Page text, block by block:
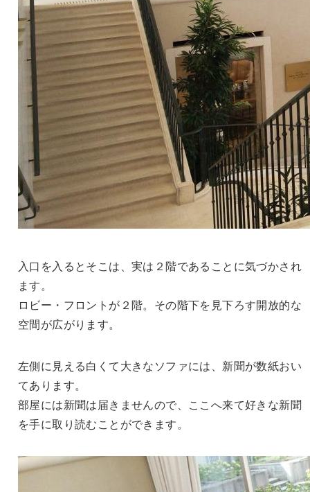
入口を入るとそこは、実は２階であることに気づかされ
ます。
ロビー・フロントが２階。その階下を見下ろす開放的な
空間が広がります。
左側に見える白くて大きなソファには、新聞が数紙おい
てあります。
部屋には新聞は届きませんので、ここへ来て好きな新聞
を手に取り読むことができます。